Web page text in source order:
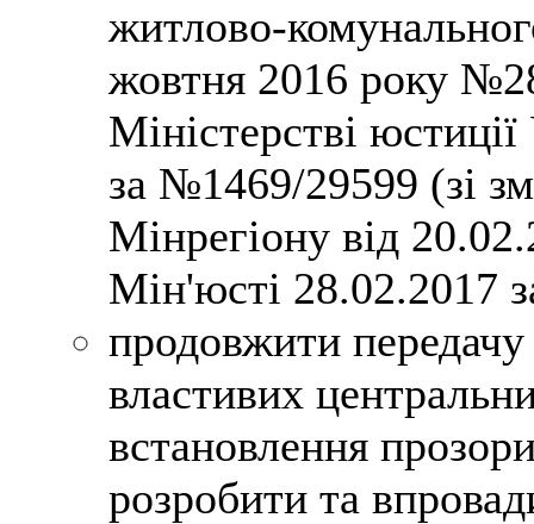
житлово-
жовтня 2016 року
Міністерстві
за №1469/29599 (зі
Мінрегіону від
Мін'юсті 28.02.2017
продовжити
властивих
встановлення
розробити та